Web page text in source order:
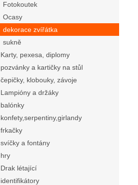
Fotokoutek
Ocasy
dekorace zvířátka
sukně
Karty, pexesa, diplomy
pozvánky a kartičky na stůl
čepičky, klobouky, závoje
Lampióny a držáky
balónky
konfety,serpentiny,girlandy
frkačky
svíčky a fontány
hry
Drak létající
identifikátory